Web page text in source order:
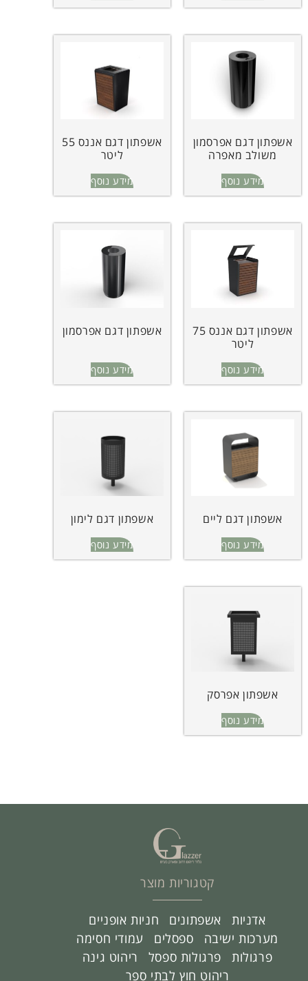
אשפתון דגם אפרסמון
משולב מאפרה
מידע נוסף
אשפתון דגם אננס 55
ליטר
מידע נוסף
אשפתון דגם אננס 75
ליטר
מידע נוסף
אשפתון דגם אפרסמון
מידע נוסף
אשפתון דגם ליים
מידע נוסף
אשפתון דגם לימון
מידע נוסף
אשפתון אפרסק
מידע נוסף
קטגוריות מוצר
אדניות אשפתונים
חניות אופניים
מערכות ישיבה
ספסלים
עמודי חסימה
פרגולות
פרגולות ספסל
ריהוט גינה
ריהוט חוץ לבתי ספר